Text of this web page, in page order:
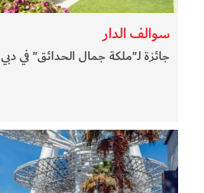
سوالف الدار
جائزة لـ"ملكة جمال الحدائق" في دبي